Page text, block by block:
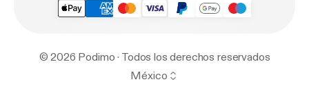
© 2026 Podimo · Todos los derechos reservados
México